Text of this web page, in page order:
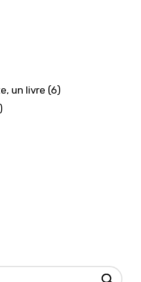
un livre 66
products
2
products